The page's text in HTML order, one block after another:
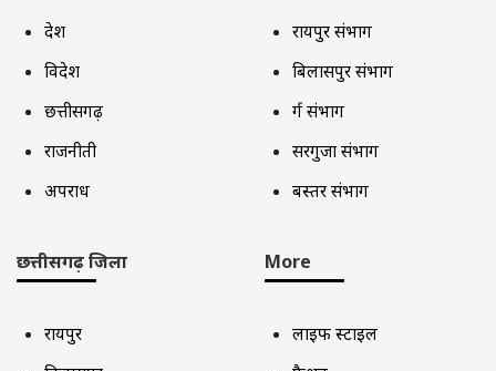
देश
विदेश
छत्तीसगढ़
राजनीती
अपराध
रायपुर संभाग
बिलासपुर संभाग
दुर्ग संभाग
सरगुजा संभाग
बस्तर संभाग
छत्तीसगढ़ जिला
रायपुर
More
लाइफ स्टाइल